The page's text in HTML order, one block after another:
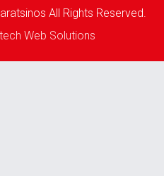
All Rights Reserved.
Web Solutions